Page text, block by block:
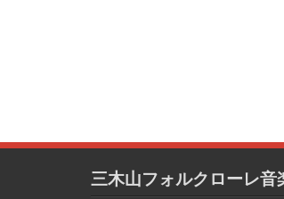
三木山フォルクローレ音